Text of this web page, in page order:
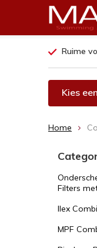
Ruime
Kies
Home
Filters
Ilex
MPF